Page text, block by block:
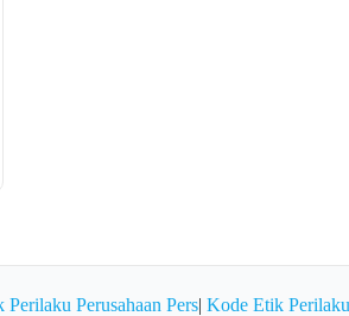
Perusahaan Pers| Kode Etik